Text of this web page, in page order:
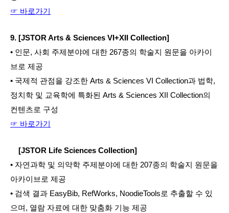
☞ 바로가기
9. [JSTOR Arts & Sciences VI+XII Collection]
• 인문, 사회 주제분야에 대한 267종의 학술지 원문을 아카이
브로 제공
• 국제적 관점을 강조한 Arts & Sciences VI Collection과 법학,
정치학 및 교육학에 특화된 Arts & Sciences XII Collection의
컨텐츠로 구성
☞ 바로가기
[JSTOR Life Sciences Collection]
• 자연과학 및 의약학 주제분야에 대한 207종의 학술지 원문을
아카이브로 제공
• 검색 결과 EasyBib, RefWorks, NoodieTools로 추출할 수 있
으며, 열람 자료에 대한 맞춤화 기능 제공